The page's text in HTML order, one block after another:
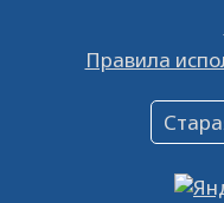
16.12.2022
Объявление
09.12.2022
Свободные
Правила